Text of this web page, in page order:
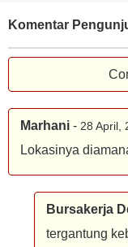
Komentar
Marhani - 28 April,
Lokasinya
Bursakerja
tergantung